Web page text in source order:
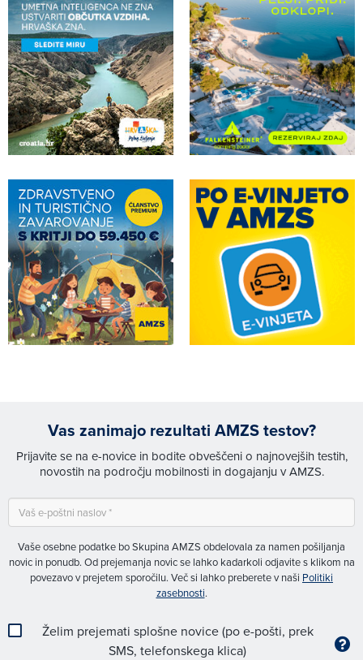
Vas zanimajo rezultati AMZS testov?
Prijavite se na e-novice in bodite obveščeni o najnovejših testih,
novostih na področju mobilnosti in dogajanju v AMZS.
Vaše osebne podatke bo Skupina AMZS obdelovala za namen pošiljanja
novic in ponudb. Od prejemanja novic se lahko kadarkoli odjavite s klikom na
povezavo v prejetem sporočilu. Več si lahko preberete v naši Politiki
zasebnosti.
Želim prejemati splošne novice (po e-pošti, prek
SMS, telefonskega klica)